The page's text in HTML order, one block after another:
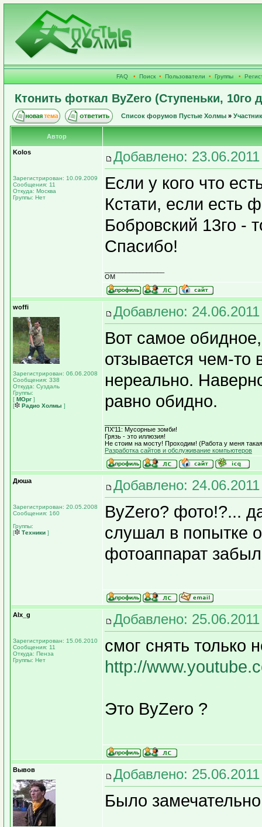
FAQ • Поиск • Пользователи • Группы •
Ктонить фоткал ByZero (Ступеньки, 10го
Список форумов Пустые Холмы »
Автор
Kolos
Зарегистрирован: 10.09.2009
Сообщения: 11
Откуда: Москва
Группы: Нет
Добавлено:
Если у кого что
Кстати, если есть
Бобровский 13го -
Спасибо!
OM
woffi
Зарегистрирован: 06.06.2008
Сообщения: 338
Откуда: Суздаль
Группы:
[ МОрг ]
[
Радио Холмы ]
Добавлено:
Вот самое
отзывается чем-то
нереально.
равно обидно.
ПХ'11: Мусорные зомби!
Грязь - это иллюзия!
Не стоим на мосту! Проходим! (Работа у меня
Разработка сайтов и обслуживание компьютеров
Дюша
Зарегистрирован: 20.05.2008
Сообщения: 160
Группы:
[
Техники ]
Добавлено:
ByZero? фото!?...
слушал в попытке
фотоаппарат
Alx_g
Зарегистрирован: 15.06.2010
Сообщения: 11
Откуда: Пенза
Группы: Нет
Добавлено:
смог снять только
http://
Это ByZero ?
Вывов Добавлено:
Было